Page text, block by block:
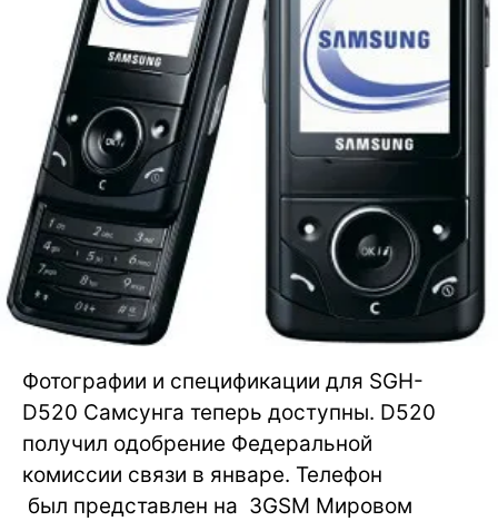
Фотографии и спецификации для SGH-
D520 Самсунга теперь доступны. D520
получил одобрение Федеральной
комиссии связи в январе. Телефон
был представлен на 3GSM Мировом